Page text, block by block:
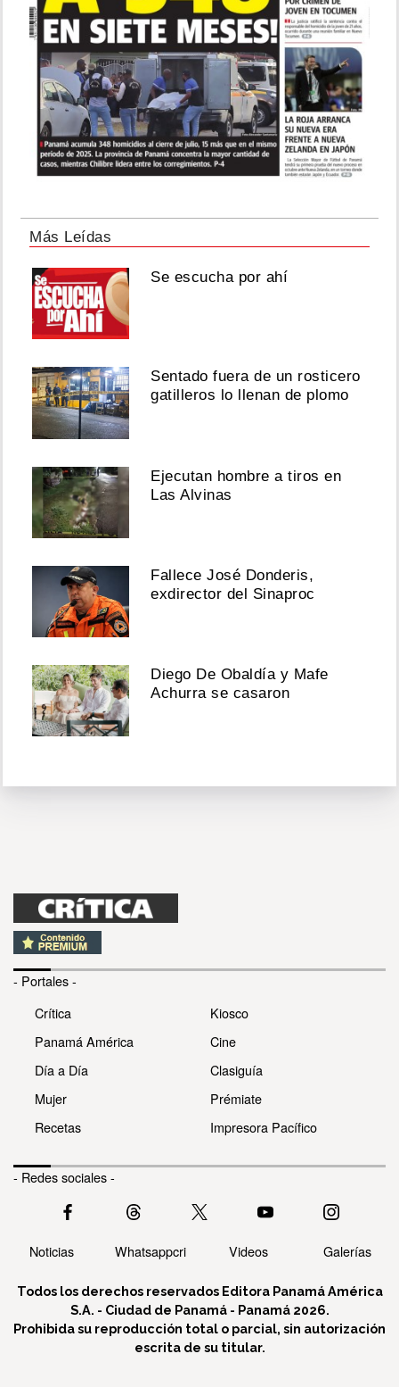
Más Leídas
Se escucha por ahí
Sentado fuera de un rosticero
gatilleros lo llenan de plomo
Ejecutan hombre a tiros en
Las Alvinas
Fallece José Donderis,
exdirector del Sinaproc
Diego De Obaldía y Mafe
Achurra se casaron
- Portales -
Crítica
Panamá América
Día a Día
Mujer
Recetas
Kiosco
Cine
Clasiguía
Prémiate
Impresora Pacífico
- Redes sociales -
Noticias Whatsappcri Videos Galerías
Todos los derechos reservados Editora Panamá América
S.A. - Ciudad de Panamá - Panamá 2026.
Prohibida su reproducción total o parcial, sin autorización
escrita de su titular.